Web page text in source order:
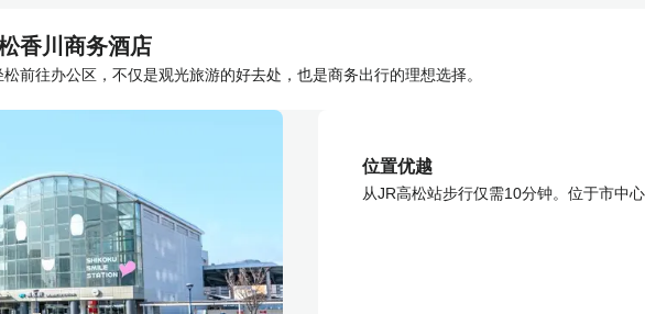
香川商务酒店
前往办公区，不仅是观光旅游的好去处，也是商务出行的理想选择。
位置优越
从JR高松站步行仅需10分钟。位于市中